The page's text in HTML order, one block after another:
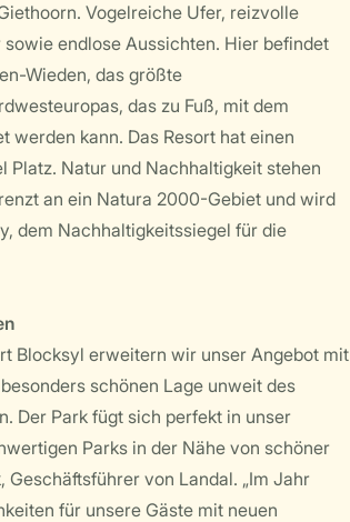
Vogelreiche Ufer, reizvolle
endlose Aussichten. Hier befindet
Wieden, das größte
das zu Fuß, mit dem
werden kann. Das Resort hat einen
Natur und Nachhaltigkeit stehen
an ein Natura 2000-Gebiet und wird
dem Nachhaltigkeitssiegel für die
Blocksyl erweitern wir unser Angebot mit
schönen Lage unweit des
Der Park fügt sich perfekt in unser
Parks in der Nähe von schöner
Geschäftsführer von Landal. „Im Jahr
für unsere Gäste mit neuen